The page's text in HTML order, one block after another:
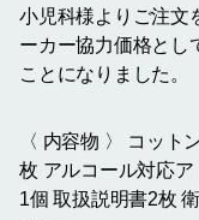
小児科様よりご注文
ーカー協力価格とし
ことになりました。
〈 内容物 〉 コット
枚 アルコール対応
1個 取扱説明書2枚